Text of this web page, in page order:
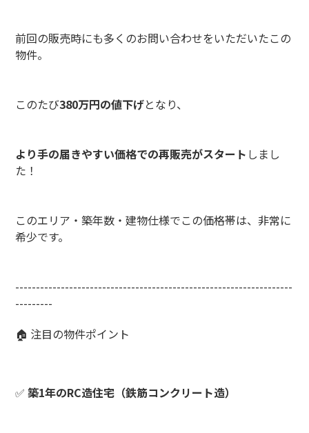
前回の販売時にも多くのお問い合わせをいただいたこの
物件。
このたび380万円の値下げとなり、
より手の届きやすい価格での再販売がスタート しまし
た！
このエリア・築年数・建物仕様でこの価格帯は、非常に
希少です。
-------------------------------------------------------------------
---------
🏠 注目の物件ポイント
✅築1年のRC造住宅（鉄筋コンクリート造）